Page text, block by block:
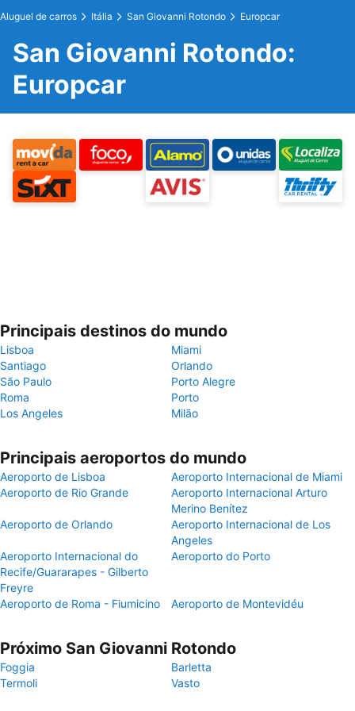
Aluguel de carros Itália San Giovanni Rotondo Europcar
San Giovanni Rotondo:
Europcar
Principais destinos do mundo
Lisboa
Miami
Santiago
Orlando
São Paulo
Porto Alegre
Roma
Porto
Los Angeles
Milão
Principais aeroportos do mundo
Aeroporto de Lisboa
Aeroporto Internacional de Miami
Aeroporto de Rio Grande
Aeroporto Internacional Arturo
Merino Benítez
Aeroporto de Orlando
Aeroporto Internacional de Los
Angeles
Aeroporto Internacional do
Recife/Guararapes - Gilberto
Freyre
Aeroporto do Porto
Aeroporto de Roma - Fiumicino Aeroporto de Montevidéu
Próximo San Giovanni Rotondo
Foggia
Barletta
Termoli
Vasto